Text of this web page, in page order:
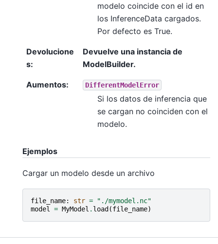
modelo coincide con el id en
los InferenceData cargados.
Por defecto es True.
Devolucione
s:
Devuelve una instancia de
ModelBuilder.
Aumentos: DifferentModelError
Si los datos de inferencia que
se cargan no coinciden con el
modelo.
Ejemplos
Cargar un modelo desde un archivo
file_name: str =
"./mymodel.nc"
model
= MyModel . load (file_name)